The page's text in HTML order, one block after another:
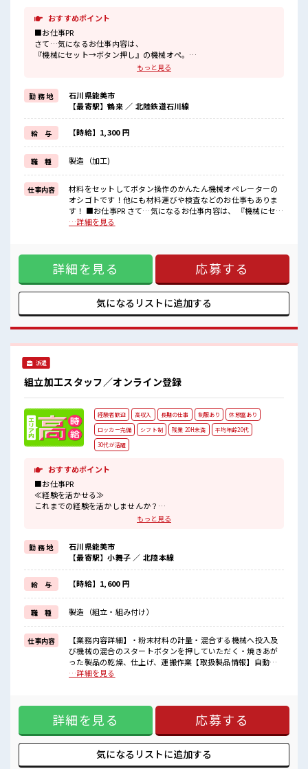
おすすめポイント
■お仕事PR
さて…気になるお仕事内容は、
『機械にセット→ボタン押し』の機械オペ。
のラクラク作業！
「マニュアルがあるのですぐマスターできました」の声も多数！
≪40代からも活躍中≫
同年代の方も多数活躍中！
≪残業たっぷり！
月20H～≫
残業が多いので、
給与明細が楽しみになりそうですね！
≪髪型自由の職場≫
髪型にこだわりのあるアナタは必見！
(詳しくは担当まで)≪制服あり≫
ナニ着ていこうか出勤前の悩みが解消♪
■職場の雰囲気
ウレシイ髪型・カラー自由の職場♪
派手すぎなければ、
働くために髪型を変えなくてもOK！
その日の気分でスタイリングできちゃう！
≪ミドル世代もたくさん活躍中≫
もっと見る
勤 務 地
石川県能美市
【最寄駅】鶴来 ／ 北陸鉄道石川線
給 与 【時給】1,300 円
職 種 製造（加工)
仕事内容
材料をセットしてボタン操作のかんたん機械オペレーターの
オシゴトです！他にも材料運びや検査などのお仕事もありま
す！ ■お仕事PR さて…気になるお仕事内容は、 『機械にセッ
ト→ボタン押し』の機械オペ。 難しい操作ナシ！ 重い部品ナ
も多数活躍中！ ≪残業たっぷり！ 月20H～≫ 残業が多いの
で、 給与明細が楽しみになりそうですね！ ≪髪型自由の職場
≫ 髪型にこだわりのあるアナタは必見！ (詳しくは担当ま
で)≪制服あり≫ ナニ着ていこうか出勤前の悩みが解消♪ 受
入れ体制もバッチリ！ ■職場の雰囲気 ウレシイ髪型・カラー
自由の職場♪ 派手すぎなければ、 働くために髪型を変えなく
ル世代もたくさん活躍中≫
…詳細を見る
詳細を見る 応募する
気になるリストに追加する
派遣
組立加工スタッフ／オンライン登録
経験者歓迎 高収入 長期の仕事 制服あり
休憩室あり
ロッカー完備
シフト制 残業 20H未満
平均年齢20代
30代が活躍
おすすめポイント
■お仕事PR
≪経験を活かせる≫
これまでの経験を活かしませんか？
≪1日1時間程の残業で収入アップ≫
残業は月20時間未満で、
ほどよく稼げます♪
≪ラクラク制服アリ≫
制服があるので、
毎日の服装の悩み解消♪
≪自分に合った期間で働ける≫
福利厚生が整った派遣のお仕事です！
■職場の雰囲気
20代活躍中のフレッシュな職場です☆
休憩室完備でランチや休憩も充実しそう♪
ロッカーあり！
もっと見る
勤 務 地
石川県能美市
【最寄駅】小舞子 ／ 北陸本線
給 与 【時給】1,600 円
職 種 製造（組立・組み付け）
仕事内容
【業務内容詳細】・粉末材料の計量・混合する機械へ投入及
び機械の混合のスタートボタンを押していただく・焼きあが
った製品の乾燥、仕上げ、運搬作業【取扱製品情報】自動車
の排ガス中に含まれる有害成分を浄化するための製品 ■お仕
もOK！ ≪1日1時間程の残業で収入アップ≫ 残業は月20時間
未満で、 ほどよく稼げます♪ ≪ラクラク制服アリ≫ 制服があ
るので、 毎日の服装の悩み解消♪ ≪自分に合った期間で働け
る≫ 福利厚生が整った派遣のお仕事です！ ■職場の雰囲気 20
代活躍中のフレッシュな職場です☆ 休憩室完備でランチや休
憩も充実しそう♪ ロッカーあり！ 安心してお仕事に集中♪ 高
…詳細を見る
詳細を見る 応募する
気になるリストに追加する